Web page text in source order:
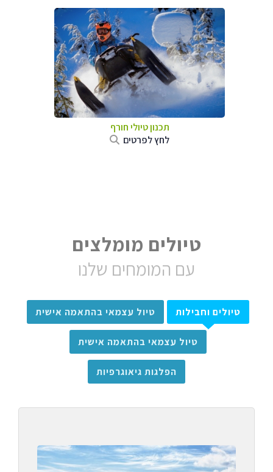
תכנון טיולי חורף
לחץ לפרטים
טיולים מומלצים
עם המומחים שלנו
טיולים וחבילות טיול עצמאי בהתאמה אישית
טיול עצמאי בהתאמה אישית
הפלגות גיאוגרפיות